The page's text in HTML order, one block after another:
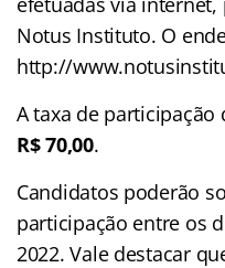
Notus Instituto. O
http://
A taxa de
R$ 70,00.
Candidatos poderão
participação entre os
2022. Vale destacar